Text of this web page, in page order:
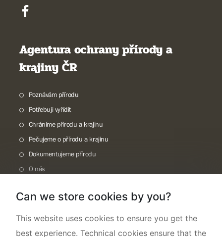
Agentura ochrany přírody a
krajiny ČR
Poznávám přírodu
Potřebuji vyřídit
Chráníme přírodu a krajinu
Pečujeme o přírodu a krajinu
Dokumentujeme přírodu
O nás
Can we store cookies by you?
This website uses cookies to ensure you get the
best experience. Technical cookies ensure that the